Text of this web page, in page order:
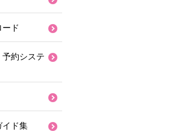
ド
約システ
イド集